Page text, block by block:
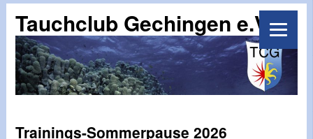
Tauchclub Gechingen e.V.
Trainings-Sommerpause 2026